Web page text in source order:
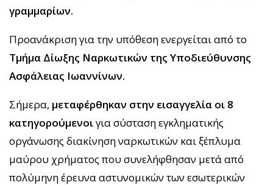
γραμμαρίων.
Προανάκριση για την υπόθεση ενεργείται από το
Τμήμα Δίωξης Ναρκωτικών της Υποδιεύθυνσης
Ασφάλειας Ιωαννίνων.
Σήμερα, μεταφέρθηκαν στην εισαγγελία οι 8
κατηγορούμενοιγια σύσταση εγκληματικής
οργάνωσης διακίνηση ναρκωτικών και ξέπλυμα
μαύρου χρήματος που συνελήφθησαν μετά από
πολύμηνη έρευνα αστυνομικών των εσωτερικών